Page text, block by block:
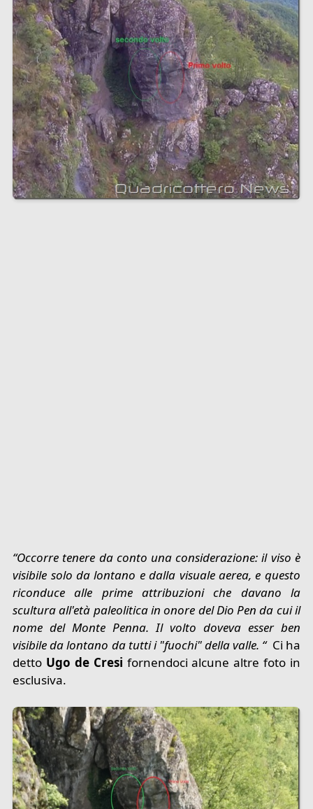
“Occorre tenere da conto una considerazione: il viso è
visibile solo da lontano e dalla visuale aerea, e questo
riconduce alle prime attribuzioni che davano la
scultura all'età paleolitica in onore del Dio Pen da cui il
nome del Monte Penna. Il volto doveva esser ben
visibile da lontano da tutti i "fuochi" della valle. “Ci ha
detto Ugo de Cresi fornendoci alcune altre foto in
esclusiva.